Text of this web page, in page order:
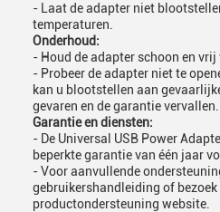
- Laat de adapter niet
temperaturen.
Onderhoud:
- Houd de adapter schoon en vrij
- Probeer de adapter niet te
kan u blootstellen aan
gevaren en de garantie vervallen.
Garantie en diensten:
- De Universal USB Power
beperkte garantie van één jaar
- Voor aanvullende
gebruikershandleiding of bezoek
productondersteuning website.